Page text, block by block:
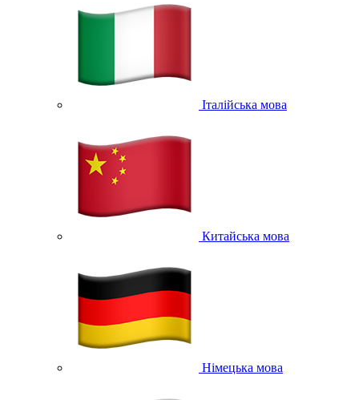
Італійська мова
Китайська мова
Німецька мова